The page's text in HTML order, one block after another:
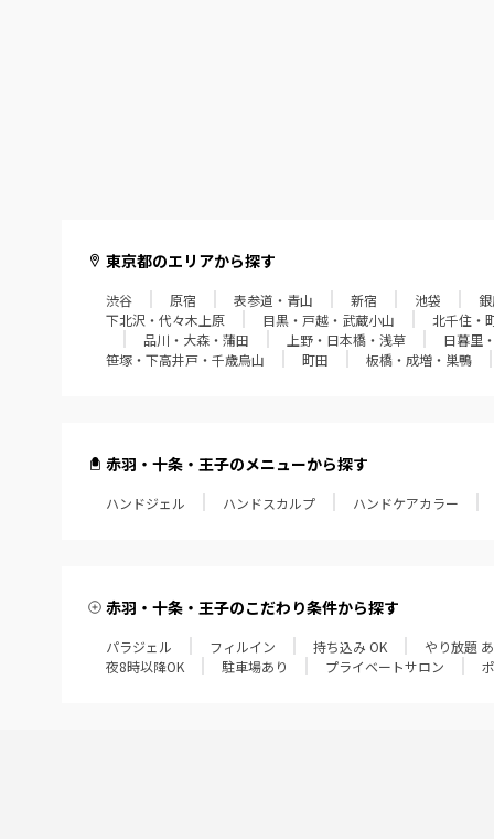
東京都のエリアから探す
渋谷 原宿 表参道・青山 新宿 池袋
下北沢・代々木上原
目黒・戸越・武蔵小山 北千住・
品川・大森・蒲田
上野・日本橋・浅草 日暮里
笹塚・下高井戸・千歳烏山
町田 板橋・成増・巣鴨
赤羽・十条・王子のメニューから探す
ハンドジェル ハンドスカルプ ハンドケアカラー
赤羽・十条・王子のこだわり条件から探す
パラジェル フィルイン 持ち込み OK やり放題
夜8時以降OK
駐車場あり プライベートサロン